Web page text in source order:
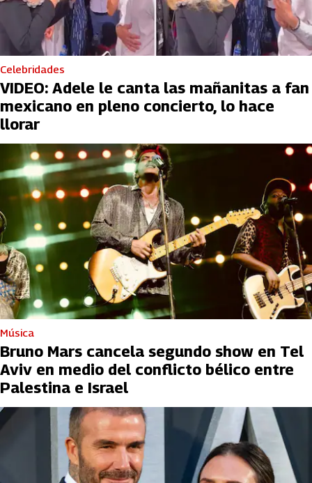
Celebridades
VIDEO: Adele le canta las mañanitas a fan
mexicano en pleno concierto, lo hace
llorar
Música
Bruno Mars cancela segundo show en Tel
Aviv en medio del conflicto bélico entre
Palestina e Israel